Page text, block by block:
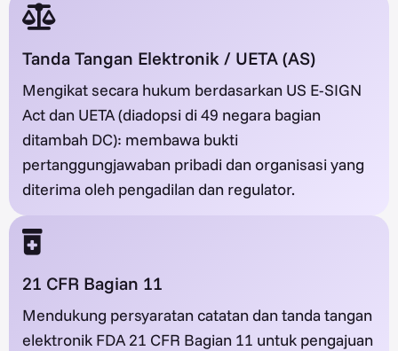
Tanda Tangan Elektronik / UETA (AS)
Mengikat secara hukum berdasarkan US E-SIGN
Act dan UETA (diadopsi di 49 negara bagian
ditambah DC): membawa bukti
pertanggungjawaban pribadi dan organisasi yang
diterima oleh pengadilan dan regulator.
21 CFR Bagian 11
Mendukung persyaratan catatan dan tanda tangan
elektronik FDA 21 CFR Bagian 11 untuk pengajuan